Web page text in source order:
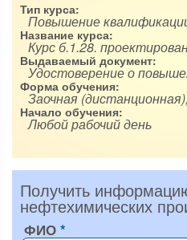
Тип курса:
Повышение
Название курса:
Курс б.1.28.
Выдаваемый документ:
Удостоверение о
Форма обучения:
Заочная
Начало обучения:
Любой рабочий день
Получить
нефтехимических
ФИО